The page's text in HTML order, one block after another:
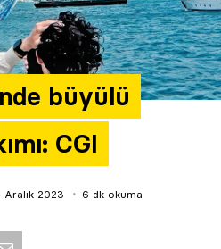
büyülü
CGI
Aralık 2023 6 dk okuma